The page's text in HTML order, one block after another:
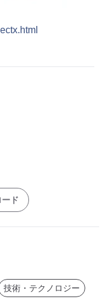
ド
技術・テクノロジー